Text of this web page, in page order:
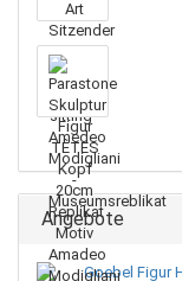
Angebote